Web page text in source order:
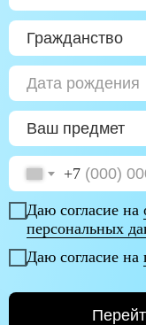
+7
Даю согласие на
персональных
Даю согласие на